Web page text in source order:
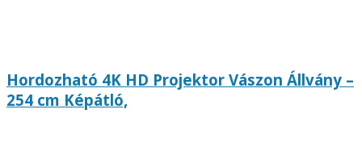
Hordozható 4K HD Projektor Vászon Állvány –
254 cm Képátló,